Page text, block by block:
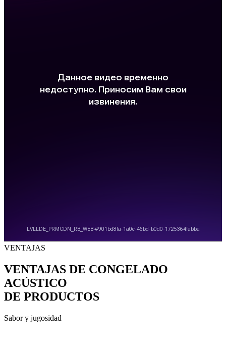
VENTAJAS
VENTAJAS DE CONGELADO
ACÚSTICO
DE PRODUCTOS
Sabor y jugosidad